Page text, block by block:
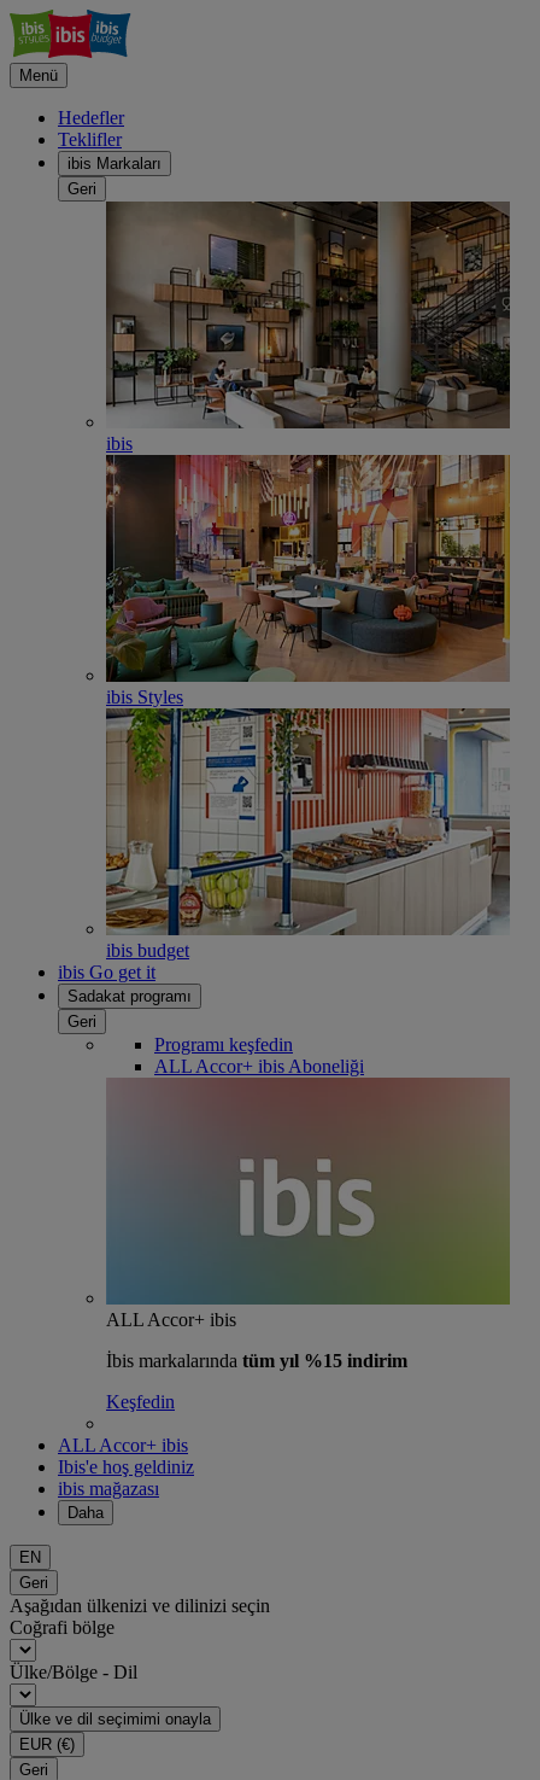
Menü
Hedefler
Teklifler
ibis Markaları
Geri
ibis
ibis Styles
ibis budget
ibis Go get it
Sadakat programı
Geri
Programı keşfedin
ALL Accor+ ibis Aboneliği
ALL Accor+ ibis
İbis markalarında tüm yıl %15 indirim
Keşfedin
ALL Accor+ ibis
Ibis'e hoş geldiniz
ibis mağazası
Daha
EN
Geri
Aşağıdan ülkenizi ve dilinizi seçin
Coğrafi bölge
Ülke/Bölge - Dil
Ülke ve dil seçimimi onayla
EUR (€)
Geri